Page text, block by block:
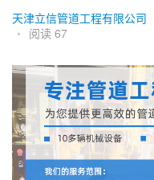
天津立信管道工程有限公司
• 阅读 67